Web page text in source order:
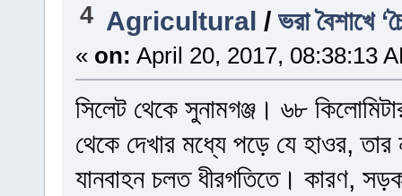
4 Agricultural /ভরা বৈশাখে
« on: April 20, 2017, 08:38:13
সিলেট থেকে সুনামগঞ্জ। ৬৮
থেকে দেখার মধ্যে পড়ে যে হাওর,
যানবাহন চলত ধীরগতিতে। কারণ,